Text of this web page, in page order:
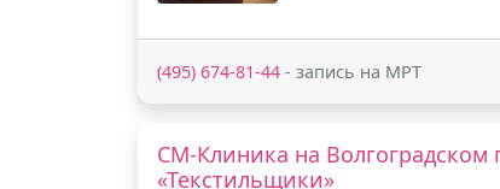
(495) 674-81-44 - запись на МРТ
СМ-Клиника на Волгоградском
«Текстильщики»